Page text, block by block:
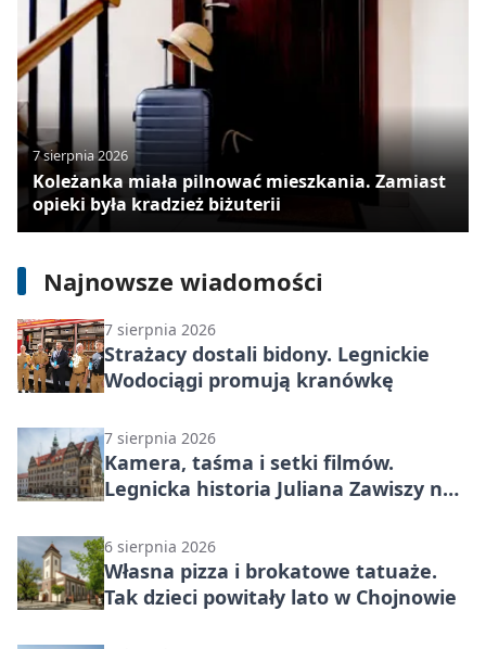
7 sierpnia 2026
Koleżanka miała pilnować mieszkania. Zamiast
opieki była kradzież biżuterii
Najnowsze wiadomości
8 sierpnia 2026
Nie tylko chemioterapia. Doktor Haus
pokazuje nowe oblicze onkologii
7 sierpnia 2026
Strażacy dostali bidony. Legnickie
Wodociągi promują kranówkę
7 sierpnia 2026
Kamera, taśma i setki filmów.
Legnicka historia Juliana Zawiszy na
6 sierpnia 2026
Własna pizza i brokatowe tatuaże.
Tak dzieci powitały lato w Chojnowie